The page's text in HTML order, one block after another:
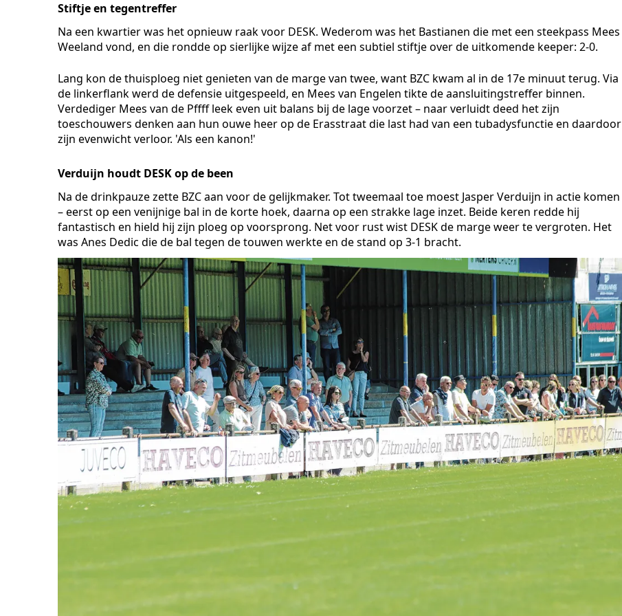
Stiftje en tegentreffer
Na een kwartier was het opnieuw raak voor DESK. Wederom was het Bastianen die met een steekpass Mees
Weeland vond, en die rondde op sierlijke wijze af met een subtiel stiftje over de uitkomende keeper: 2-0.
Lang kon de thuisploeg niet genieten van de marge van twee, want BZC kwam al in de 17e minuut terug. Via
de linkerflank werd de defensie uitgespeeld, en Mees van Engelen tikte de aansluitingstreffer binnen.
Verdediger Mees van de Pffff leek even uit balans bij de lage voorzet – naar verluidt deed het zijn
toeschouwers denken aan hun ouwe heer op de Erasstraat die last had van een tubadysfunctie en daardoor
zijn evenwicht verloor. 'Als een kanon!'
Verduijn houdt DESK op de been
Na de drinkpauze zette BZC aan voor de gelijkmaker. Tot tweemaal toe moest Jasper Verduijn in actie komen
– eerst op een venijnige bal in de korte hoek, daarna op een strakke lage inzet. Beide keren redde hij
fantastisch en hield hij zijn ploeg op voorsprong. Net voor rust wist DESK de marge weer te vergroten. Het
was Anes Dedic die de bal tegen de touwen werkte en de stand op 3-1 bracht.